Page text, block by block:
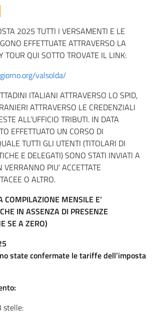
2025 TUTTI I VERSAMENTI E LE
EFFETTUATE ATTRAVERSO LA
TOUR QUI SOTTO TROVATE IL LINK:
valsolda/
ITALIANI ATTRAVERSO LO SPID,
ATTRAVERSO LE CREDENZIALI
ALL’UFFICIO TRIBUTI. IN DATA
EFFETTUATO UN CORSO DI
TUTTI GLI UTENTI (TITOLARI DI
E DELEGATI) SONO STATI INVIATI A
PIU’ ACCETTATE
O ALTRO.
COMPILAZIONE MENSILE E’
IN ASSENZA DI PRESENZE
SE A ZERO)
state confermate le tariffe dell’imposta
stelle: